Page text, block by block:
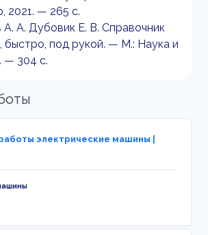
2021. — 265 c.
А. А. Дубовик Е. В. Справочник
быстро, под рукой. — М.: Наука и
— 304 c.
электрические машины |